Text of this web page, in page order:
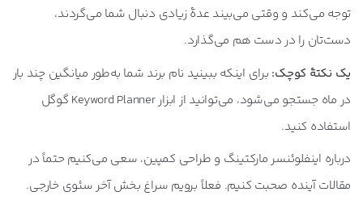
توجه می‌کند و وقتی می‌بیند عدۀ زیادی دنبال شما می‌گردند،
دست‌تان را در دست هم می‌گذارد.
یک نکتۀ کوچک: برای اینکه ببینید نام برند شما به‌طور میانگین چند بار
در ماه جستجو می‌شود، می‌توانید از ابزار Keyword Planner گوگل
استفاده کنید.
درباره اینفلوئنسر مارکتینگ و طراحی کمپین، سعی می‌کنیم حتماً در
مقالات آینده صحبت کنیم. فعلاً برویم سراغ بخش آخر سئوی خارجی.